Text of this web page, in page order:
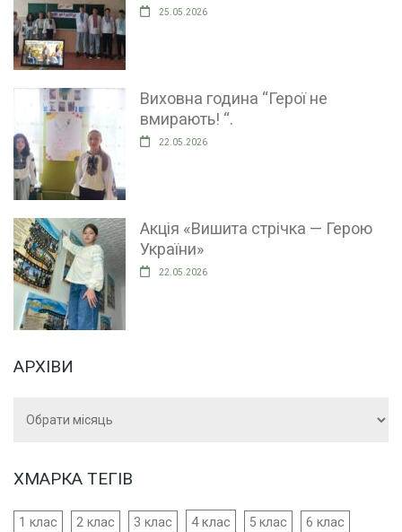
25.05.2026
Виховна година “Герої не
вмирають! “.
22.05.2026
Акція «Вишита стрічка — Герою
України»
22.05.2026
АРХІВИ
ХМАРКА ТЕГІВ
1 клас 2 клас 3 клас 4 клас 5 клас 6 клас